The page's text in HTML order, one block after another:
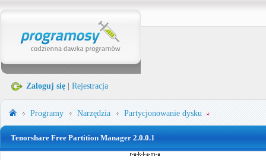
Zaloguj się Rejestracja
Programy Narzędzia Partycjonowanie dysku
Tenorshare Free Partition Manager 2.0.0.1